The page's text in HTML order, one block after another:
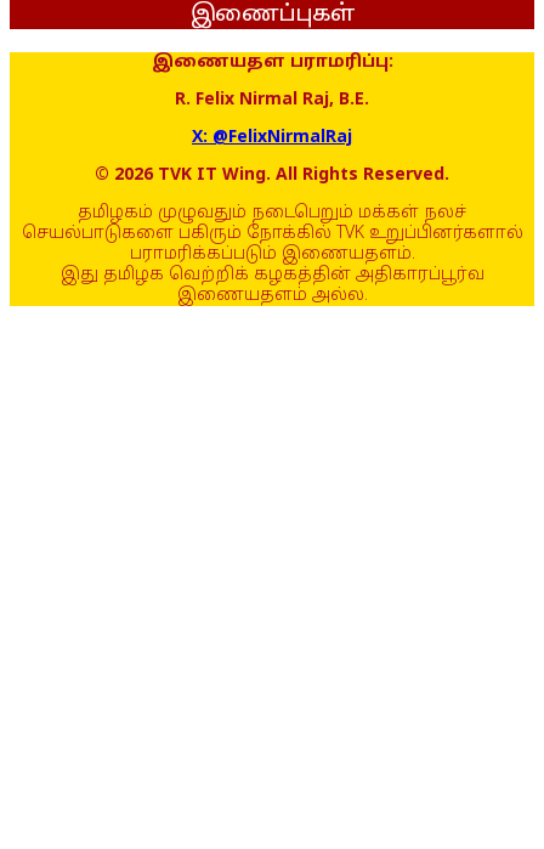
இணைப்புகள்
இணையதள பராமரிப்பு:
R. Felix Nirmal Raj, B.E.
X: @FelixNirmalRaj
© 2026 TVK IT Wing. All Rights Reserved.
தமிழகம் முழுவதும் நடைபெறும் மக்கள் நலச்
செயல்பாடுகளை பகிரும் நோக்கில் TVK உறுப்பினர்களால்
பராமரிக்கப்படும் இணையதளம்.
இது தமிழக வெற்றிக் கழகத்தின் அதிகாரப்பூர்வ
இணையதளம் அல்ல.